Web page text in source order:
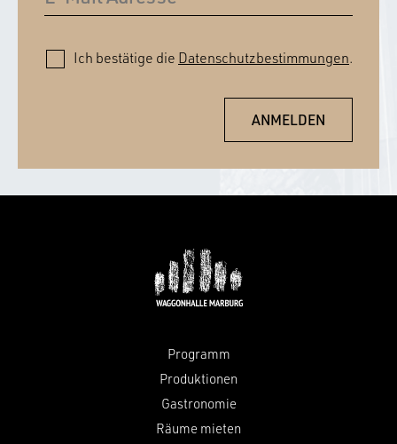
Ich bestätige die Datenschutzbestimmungen.
Programm
Produktionen
Gastronomie
Räume mieten